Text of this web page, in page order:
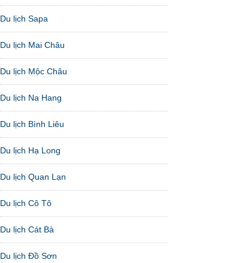
Du lịch Sapa
Du lịch Mai Châu
Du lịch Mộc Châu
Du lịch Na Hang
Du lịch Bình Liêu
Du lịch Hạ Long
Du lịch Quan Lạn
Du lịch Cô Tô
Du lịch Cát Bà
Du lịch Đồ Sơn